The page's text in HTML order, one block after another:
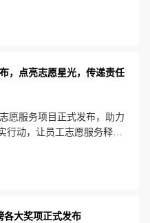
-6月开展，支持企业员工志
，点亮志愿星光，传递责任
愿服务项目正式发布，助力
行动，让员工志愿服务释放
各大奖项正式发布